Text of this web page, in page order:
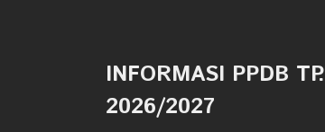
INFORMASI PPDB TP.
2026/2027